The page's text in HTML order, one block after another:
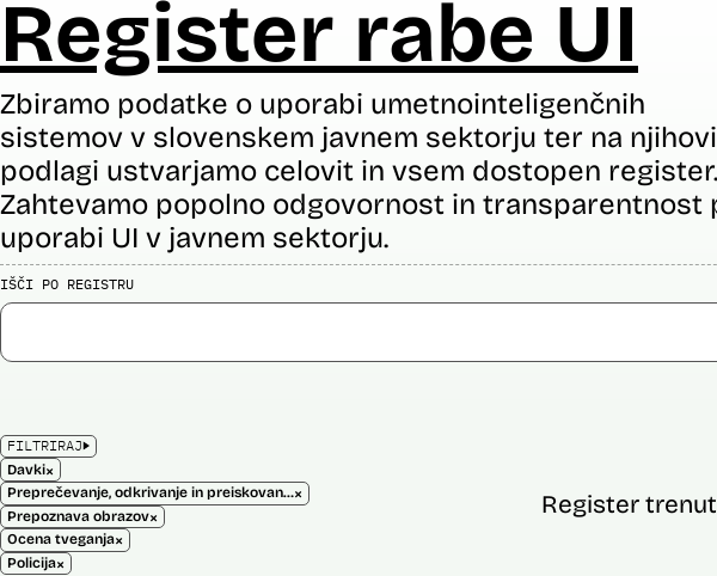
Register rabe UI
Zbiramo podatke o uporabi umetnointeligenčnih
sistemov v slovenskem javnem sektorju ter na njihovi
podlagi ustvarjamo celovit in vsem dostopen register.
Zahtevamo popolno odgovornost in transparentnost
uporabi UI v javnem sektorju.
IŠČI PO REGISTRU
FILTRIRAJ
Davki×
Preprečevanje, odkrivanje in preiskovanje kaznivih dejanj×
Prepoznava obrazov×
Ocena tveganja×
Policija×
Register